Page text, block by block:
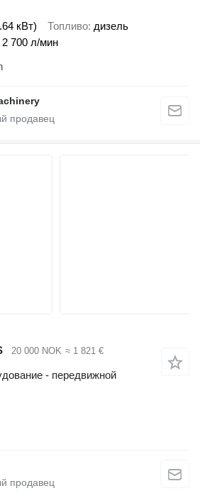
кВт) Топливо дизель
2 700 л/мин
20 000 NOK ≈ 1 821 €
- передвижной